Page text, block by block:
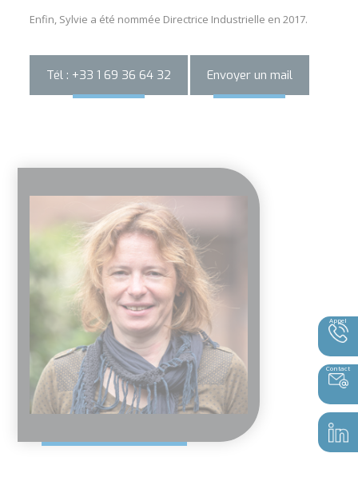
Enfin, Sylvie a été nommée Directrice Industrielle en 2017.
Tél : +33 1 69 36 64 32 Envoyer un mail
Appel
Contact